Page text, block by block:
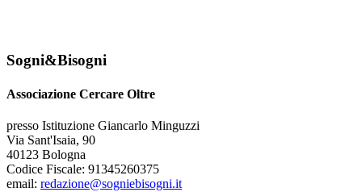
Sogni&Bisogni
Associazione Cercare Oltre
presso Istituzione Giancarlo Minguzzi
Via Sant'Isaia, 90
40123 Bologna
Codice Fiscale: 91345260375
email: redazione@sogniebisogni.it